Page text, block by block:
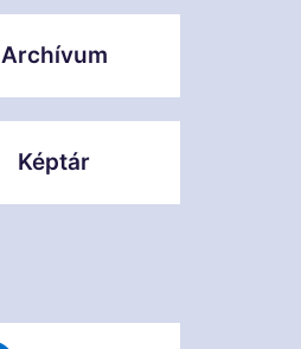
Archívum
Képtár